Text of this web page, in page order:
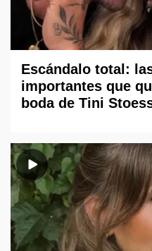
Escándalo total:
importantes que
boda de Tini